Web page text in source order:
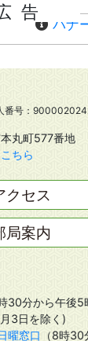
告
バナ
番号：
丸町577番地
ちら
クセス
局案内
30分から午後5
3日を除く)
曜窓口 （8時30